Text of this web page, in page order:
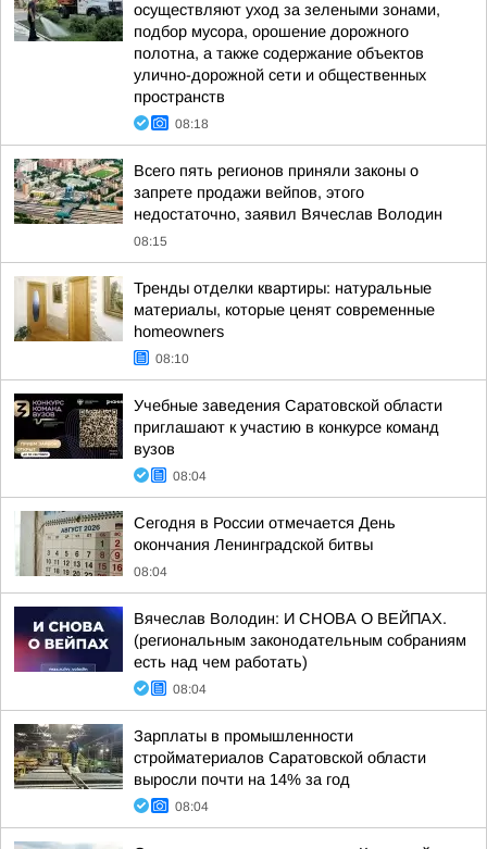
осуществляют уход за зелеными зонами,
подбор мусора, орошение дорожного
полотна, а также содержание объектов
улично-дорожной сети и общественных
пространств
08:18
Всего пять регионов приняли законы о
запрете продажи вейпов, этого
недостаточно, заявил Вячеслав Володин
08:15
Тренды отделки квартиры: натуральные
материалы, которые ценят современные
homeowners
08:10
Учебные заведения Саратовской области
приглашают к участию в конкурсе команд
вузов
08:04
Сегодня в России отмечается День
окончания Ленинградской битвы
08:04
Вячеслав Володин: И СНОВА О ВЕЙПАХ.
(региональным законодательным собраниям
есть над чем работать)
08:04
Зарплаты в промышленности
стройматериалов Саратовской области
выросли почти на 14% за год
08:04